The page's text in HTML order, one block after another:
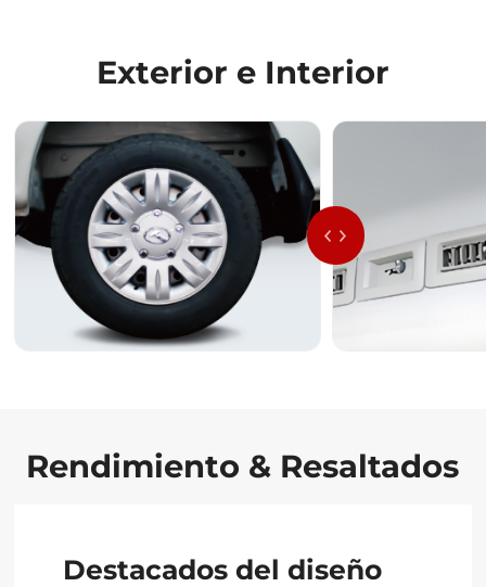
Exterior e Interior
Rendimiento & Resaltados
Destacados del diseño